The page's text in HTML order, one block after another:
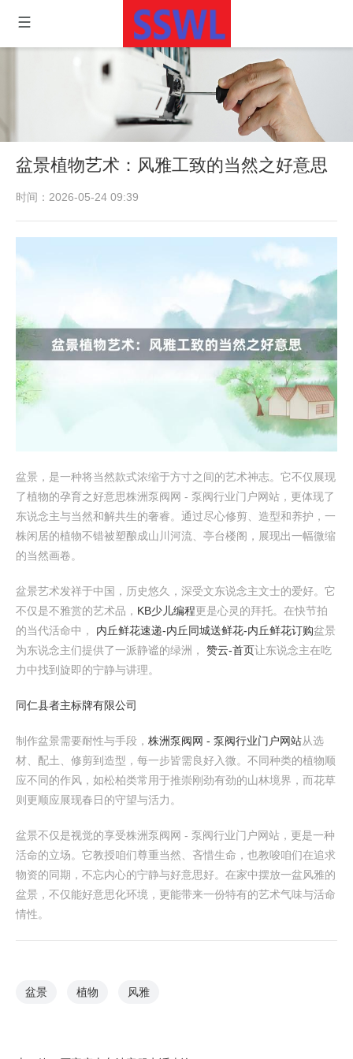
盆景植物艺术：风雅工致的当然之好意思
时间：2026-05-24 09:39
盆景，是一种将当然款式浓缩于方寸之间的艺术神志。它不仅展现
了植物的孕育之好意思株洲泵阀网 - 泵阀行业门户网站，更体现了
东说念主与当然和解共生的奢睿。通过尽心修剪、造型和养护，一
株闲居的植物不错被塑酿成山川河流、亭台楼阁，展现出一幅微缩
的当然画卷。
盆景艺术发祥于中国，历史悠久，深受文东说念主文士的爱好。它
不仅是不雅赏的艺术品， KB少儿编程更是心灵的拜托。在快节拍
的当代活命中， 内丘鲜花速递-内丘同城送鲜花-内丘鲜花订购盆景
为东说念主们提供了一派静谧的绿洲， 赞云-首页让东说念主在吃
力中找到旋即的宁静与讲理。
同仁县者主标牌有限公司
制作盆景需要耐性与手段， 株洲泵阀网 - 泵阀行业门户网站从选
材、配土、修剪到造型，每一步皆需良好入微。不同种类的植物顺
应不同的作风，如松柏类常用于推崇刚劲有劲的山林境界，而花草
则更顺应展现春日的守望与活力。
盆景不仅是视觉的享受株洲泵阀网 - 泵阀行业门户网站，更是一种
活命的立场。它教授咱们尊重当然、吝惜生命，也教唆咱们在追求
物资的同期，不忘内心的宁静与好意思好。在家中摆放一盆风雅的
盆景，不仅能好意思化环境，更能带来一份特有的艺术气味与活命
情性。
盆景 植物 风雅